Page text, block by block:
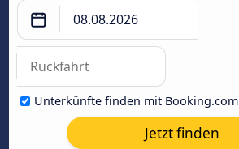
Unterkünfte finden mit Booking.com
Jetzt finden